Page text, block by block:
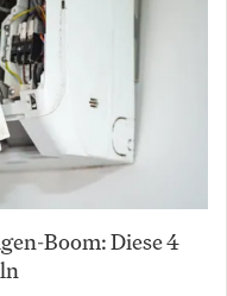
Boom: Diese 4